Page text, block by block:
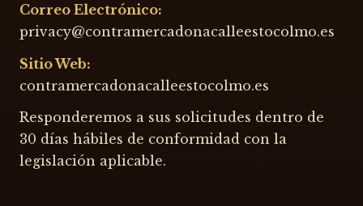
Correo Electrónico:
privacy@contramercadonacalleestocolmo.es
Sitio Web:
contramercadonacalleestocolmo.es
Responderemos a sus solicitudes dentro de
30 días hábiles de conformidad con la
legislación aplicable.